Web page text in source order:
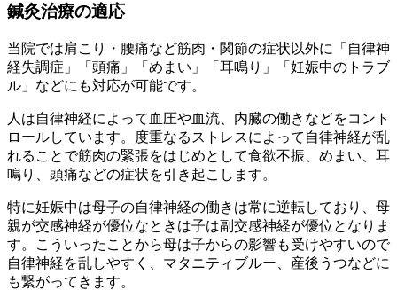
鍼灸治療の適応
当院では肩こり・腰痛など筋肉・関節の症状以外に
「自律神
経失調症」「頭痛」「めまい」「耳鳴り」「妊娠中のトラブ
ル」 などにも対応が可能です。
人は自律神経によって血圧や血流、内臓の働きなどをコント
ロールしています。
度重なるストレスによって自律神経が乱
れることで筋肉の緊張をはじめとして食欲不振、めまい、耳
鳴り、頭痛などの症状を引き起こします。
特に妊娠中は母子の自律神経の働きは常に逆転しており、母
親が交感神経が優位なときは子は副交感神経が優位となりま
す。こういったことから母は子からの影響も受けやすいので
自律神経を乱しやすく、マタニティブルー、産後うつなどに
も繋がってきます。